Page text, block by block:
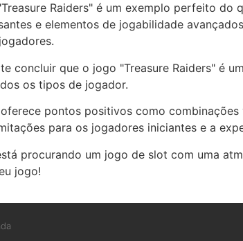
Raiders" é um exemplo perfeito do
e elementos de jogabilidade
concluir que o jogo "Treasure Raiders" é
os tipos de jogador.
pontos positivos como
para os jogadores iniciantes e a
procurando um jogo de slot com uma
jogo!